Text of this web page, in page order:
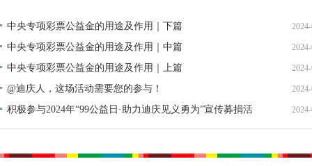
中央专项彩票公益金的用途及作用｜下篇
中央专项彩票公益金的用途及作用｜中篇
中央专项彩票公益金的用途及作用｜上篇
@迪庆人，这场活动需要您的参与！
积极参与2024年“99公益日·助力迪庆见义勇为”宣传募捐活
动倡议书